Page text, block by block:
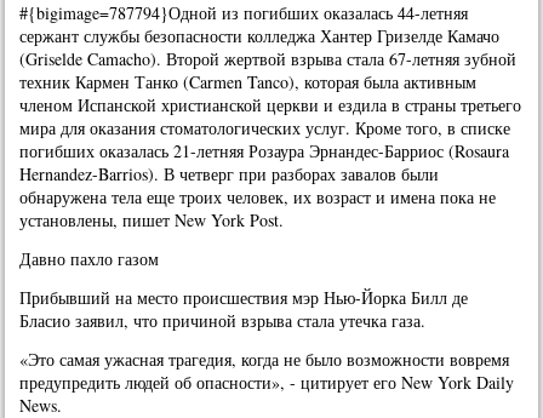
#{bigimage=787794}Одной из погибших оказалась 44-летняя
сержант службы безопасности колледжа Хантер Гризелде Камачо
(Griselde Camacho). Второй жертвой взрыва стала 67-летняя зубной
техник Кармен Танко (Carmen Tanco), которая была активным
членом Испанской христианской церкви и ездила в страны третьего
мира для оказания стоматологических услуг. Кроме того, в списке
погибших оказалась 21-летняя Розаура Эрнандес-Барриос (Rosaura
Hernandez-Barrios). В четверг при разборах завалов были
обнаружена тела еще троих человек, их возраст и имена пока не
установлены, пишет New York Post.
Давно пахло газом
Прибывший на место происшествия мэр Нью-Йорка Билл де
Бласио заявил, что причиной взрыва стала утечка газа.
«Это самая ужасная трагедия, когда не было возможности вовремя
предупредить людей об опасности», - цитирует его New York Daily
News.